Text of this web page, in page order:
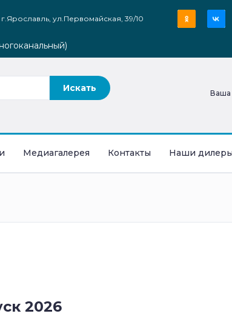
ул.Первомайская, 39/10
Ваша
Медиагалерея Контакты Наши
2026